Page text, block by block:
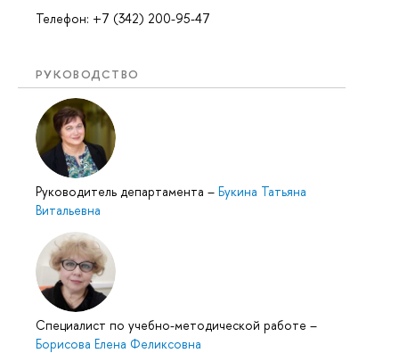
Телефон: +7 (342) 200-95-47
РУКОВОДСТВО
Руководитель департамента – Букина Татьяна
Витальевна
Специалист по учебно-методической работе –
Борисова Елена Феликсовна